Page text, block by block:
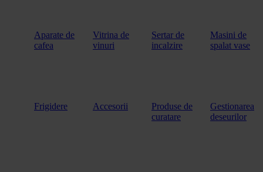
Aparate de
cafea
Vitrina de
vinuri
Sertar de
incalzire
Masini de
spalat vase
Frigidere Accesorii
Produse de
curatare
Gestionarea
deseurilor